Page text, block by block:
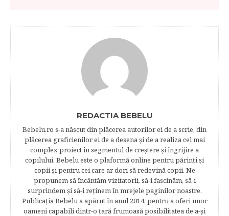
REDACTIA BEBELU
Bebelu.ro s-a născut din plăcerea autorilor ei de a scrie, din
plăcerea graficienilor ei de a desena şi de a realiza cel mai
complex proiect în segmentul de creştere şi îngrijire a
copilului. Bebelu este o plaformă online pentru părinţi şi
copii şi pentru cei care ar dori să redevină copii. Ne
propunem să încântăm vizitatorii, să-i fascinăm, să-i
surprindem şi să-i reţinem în mrejele paginilor noastre.​
Publicația Bebelu a apărut în anul 2014, pentru a oferi unor
oameni capabili dintr-o ţară frumoasă posibilitatea de a-şi